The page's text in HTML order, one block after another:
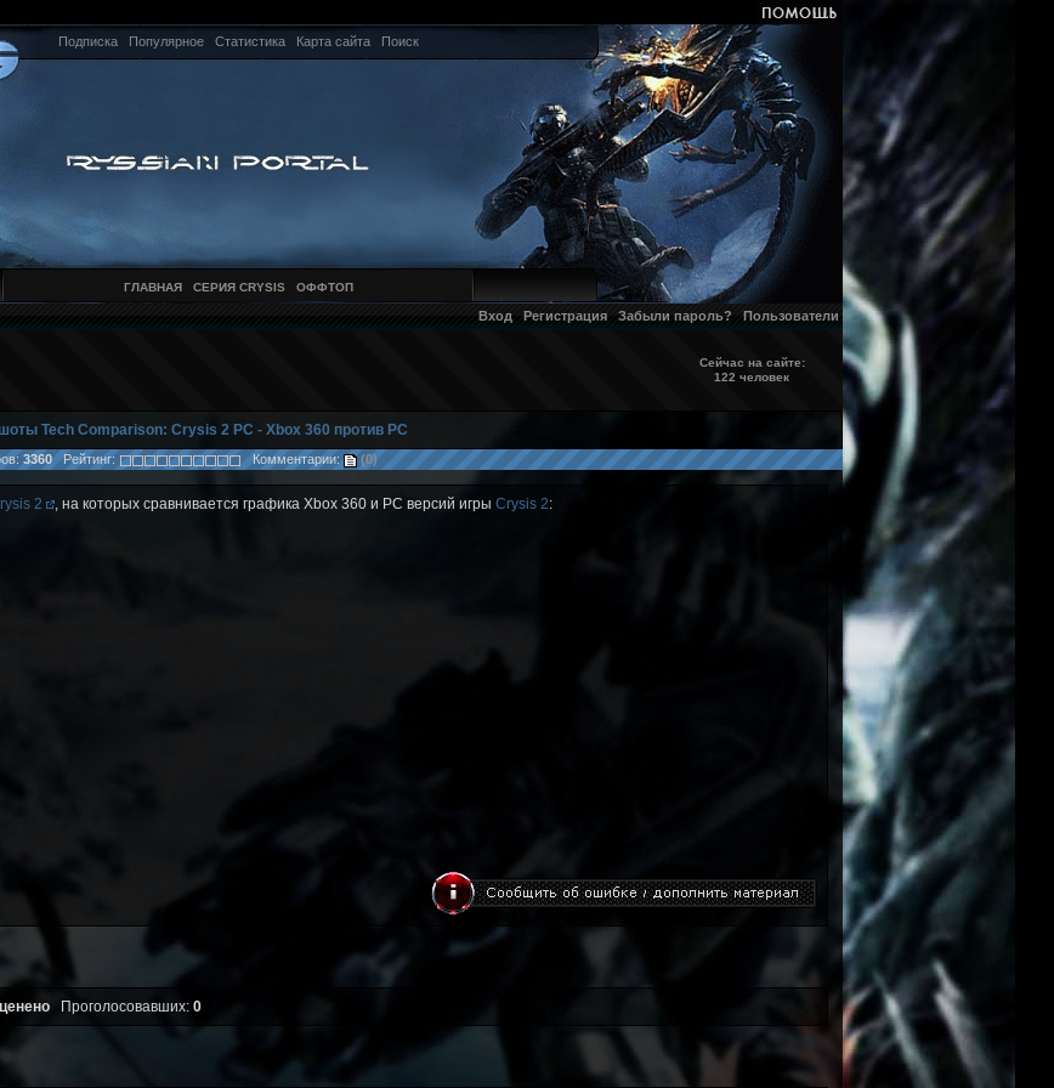
Подписка Популярное Статистика Карта сайта Поиск
ГЛАВНАЯ СЕРИЯ CRYSIS ОФФТОП
Вход Регистрация Забыли пароль? Пользователи
Сейчас на сайте:
122 человек
Tech Comparison: Crysis 2 PC - Xbox 360 против PC
3360Рейтинг: Комментарии: (0)
2 , на которых сравнивается графика Xbox 360 и PC версий игры Crysis 2:
Проголосовавших: 0